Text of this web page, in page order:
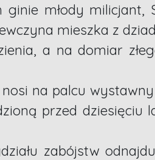
młody milicjant,
mieszka z
a na domiar
na palcu
przed dziesięciu
zabójstw